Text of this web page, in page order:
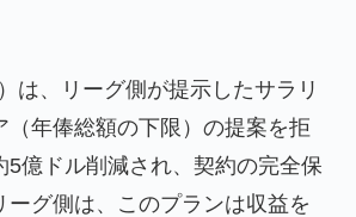
】
正式オファー！現地サポが騒然！
は、リーグ側が提示したサラリ
年俸総額の下限）の提案を拒
億ドル削減され、契約の完全保
グ側は、このプランは収益を